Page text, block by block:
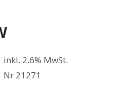
inkl. 2.6% MwSt.
Nr 21271